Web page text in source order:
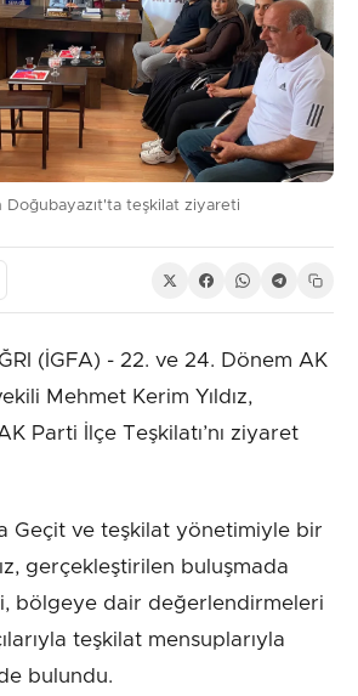
Doğubayazıt'ta teşkilat ziyareti
(İGFA) - 22. ve 24. Dönem AK
Mehmet Kerim Yıldız,
Parti İlçe Teşkilatı’nı ziyaret
Geçit ve teşkilat yönetimiyle bir
gerçekleştirilen buluşmada
bölgeye dair değerlendirmeleri
teşkilat mensuplarıyla
bulundu.